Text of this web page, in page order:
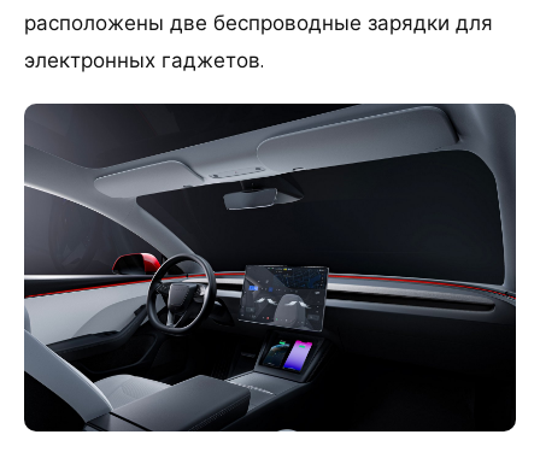
расположены две беспроводные зарядки для
электронных гаджетов.